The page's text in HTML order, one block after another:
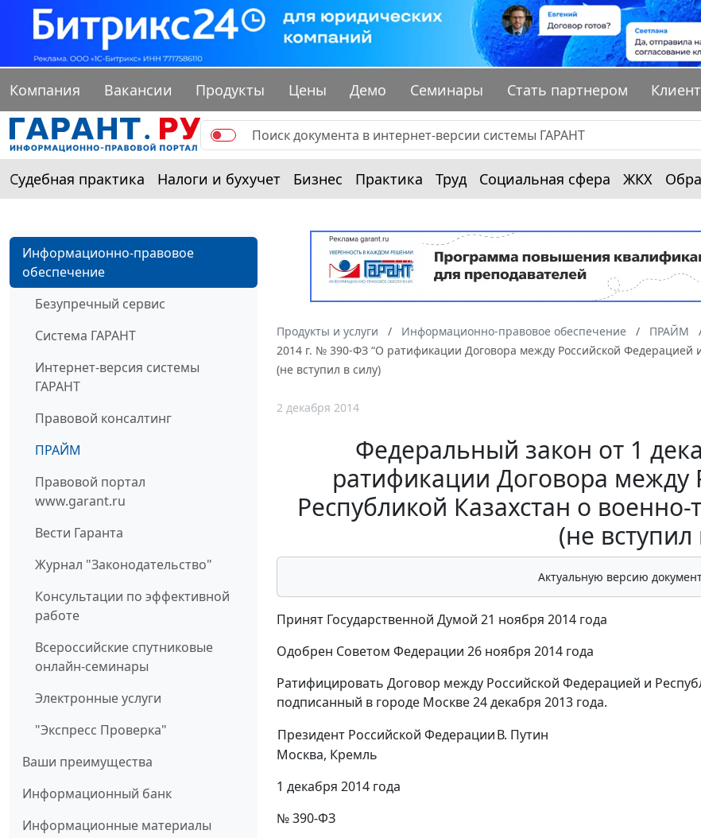
Компания Вакансии Продукты Цены Демо Семинары Стать партнером
Судебная практика Налоги и бухучет Бизнес Практика Труд Социальная сфера ЖКХ
Информационно-правовое
обеспечение
Безупречный сервис
Система ГАРАНТ
Интернет-версия системы
ГАРАНТ
Правовой консалтинг
ПРАЙМ
Правовой портал
www.garant.ru
Вести Гаранта
Журнал "Законодательство"
Консультации по эффективной
работе
Всероссийские спутниковые
онлайн-семинары
Электронные услуги
"Экспресс Проверка"
Ваши преимущества
Информационный банк
Информационные материалы
Продукты и услуги Информационно-правовое обеспечение ПРАЙМ
2014 г. № 390-ФЗ “О ратификации Договора между Российской Федерацией
(не вступил в силу)
2 декабря 2014
Федеральный закон от 1
ратификации Договора между
Республикой Казахстан о военно-
(не вступил
Актуальную версию
Принят Государственной Думой 21 ноября 2014 года
Одобрен Советом Федерации 26 ноября 2014 года
Ратифицировать Договор между Российской Федерацией и
подписанный в городе Москве 24 декабря 2013 года.
Президент Российской ФедерацииВ. Путин
Москва, Кремль
1 декабря 2014 года
№ 390-ФЗ